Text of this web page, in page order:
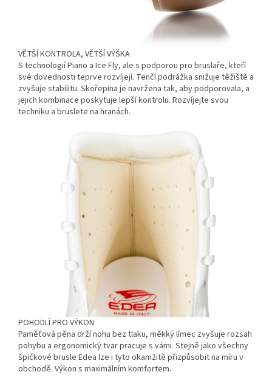
VĚTŠÍ KONTROLA, VĚTŠÍ VÝŠKA
S technologií Piano a Ice Fly, ale s podporou pro bruslaře, kteří
své dovednosti teprve rozvíjejí. Tenčí podrážka snižuje těžiště a
zvyšuje stabilitu. Skořepina je navržena tak, aby podporovala, a
jejich kombinace poskytuje lepší kontrolu. Rozvíjejte svou
techniku a bruslete na hranách.
POHODLÍ PRO VÝKON
Paměťová pěna drží nohu bez tlaku, měkký límec zvyšuje rozsah
pohybu a ergonomický tvar pracuje s vámi. Stejně jako všechny
špičkové brusle Edea lze i tyto okamžitě přizpůsobit na míru v
obchodě. Výkon s maximálním komfortem.